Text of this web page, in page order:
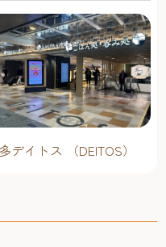
デイトス （DEITOS）